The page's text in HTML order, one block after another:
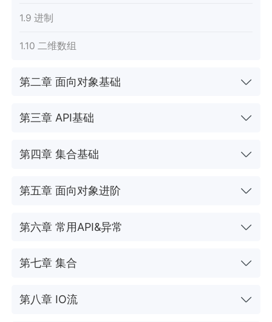
1.9 进制
1.10 二维数组
第二章 面向对象基础
第三章 API基础
第四章 集合基础
第五章 面向对象进阶
第六章 常用API&异常
第七章 集合
第八章 IO流